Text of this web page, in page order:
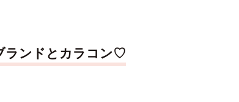
ランドとカラコン♡